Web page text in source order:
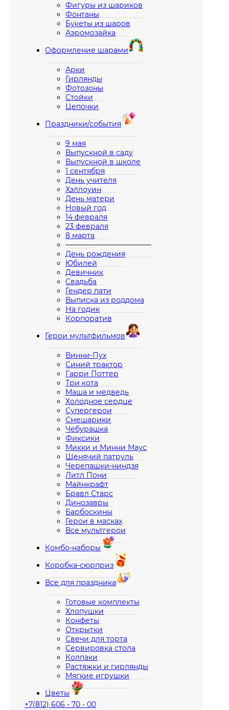
Фигуры из шариков
Фонтаны
Букеты из шаров
Аэромозайка
Оформление шарами
Арки
Гирлянды
Фотозоны
Стойки
Цепочки
Праздники/события
9 мая
Выпускной в саду
Выпускной в школе
1 сентября
День учителя
Хэллоуин
День матери
Новый год
14 февраля
23 февраля
8 марта
————————————
День рождения
Юбилей
Девичник
Свадьба
Гендер пати
Выписка из роддома
На годик
Корпоратив
Герои мультфильмов
Винни-Пух
Синий трактор
Гарри Поттер
Три кота
Маша и медведь
Холодное сердце
Супергерои
Смешарики
Чебурашка
Фиксики
Микки и Минни Маус
Щенячий патруль
Черепашки-ниндзя
Литл Пони
Майнкрафт
Бравл Старс
Динозавры
Барбоскины
Герои в масках
Все мультгерои
Комбо-наборы
Коробка-сюрприз
Все для праздника
Готовые комплекты
Хлопушки
Конфеты
Открытки
Свечи для торта
Сервировка стола
Колпаки
Растяжки и гирлянды
Мягкие игрушки
Цветы
+7(812) 606 - 70 - 00